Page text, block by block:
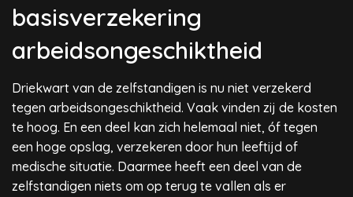
basisverzekering
arbeidsongeschiktheid
Driekwart van de zelfstandigen is nu niet verzekerd
tegen arbeidsongeschiktheid. Vaak vinden zij de kosten
te hoog. En een deel kan zich helemaal niet, óf tegen
een hoge opslag, verzekeren door hun leeftijd of
medische situatie. Daarmee heeft een deel van de
zelfstandigen niets om op terug te vallen als er